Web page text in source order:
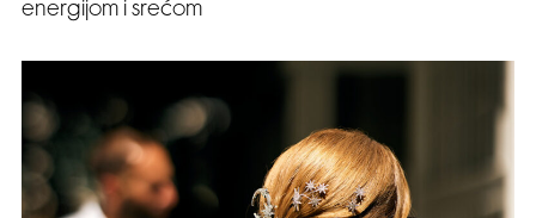
energijom i srećom